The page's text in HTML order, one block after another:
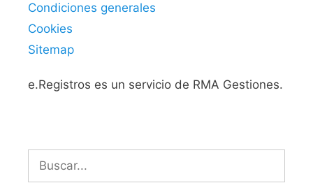
Condiciones generales
Cookies
Sitemap
e.Registros es un servicio de RMA Gestiones.
Buscar: